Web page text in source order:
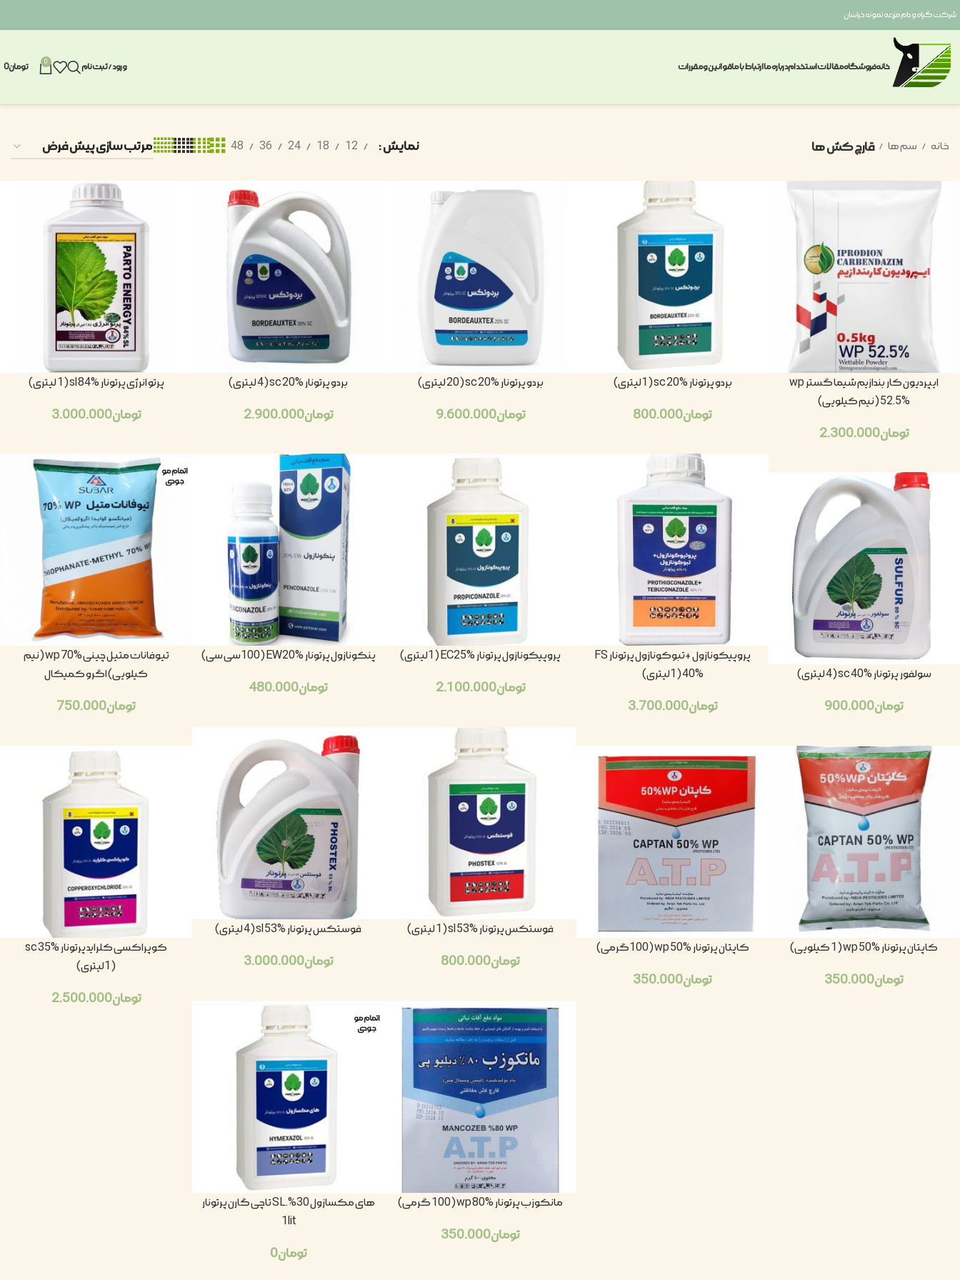
شرکت گیاه و دام مزرعه نمونه خراسان
خانهفروشگاهمقالاتاستخدامدرباره ماارتباط با ماقوانین ومقررات ورود / ثبت نام 0 تومان0
خانه سم ها قارچ کش ها نمایش 12
18
24
36
48
ایپردیون کار بندازیم شیما گستر wp
52.5% (نیم کیلویی)
تومان2.300.000
بردو پرتونار sc 20% (1لیتری)
تومان800.000
بردو پرتونار sc 20% (20 لیتری)
تومان9.600.000
بردو پرتونار sc 20% (4 لیتری)
تومان2.900.000
پرتو انرژی پرتونار sl 84% (1 لیتری)
تومان3.000.000
پروپیکونازول +تبوکونازول پرتونار FS
40% (1لیتری)
تومان3.700.000
پروپیکونازول پرتونار EC25% (1لیتری)
تومان2.100.000
پنکونازول پرتونار EW20% (100سی سی)
تومان480.000
اتمام مو
جودی
تیوفانات متیل چینی wp 70% (نیم
کیلویی) اگرو کمیکال
تومان750.000
سولفور پرتونار sc 40% (4 لیتری)
تومان900.000
فوستکس پرتونار sl 53% (1 لیتری)
تومان800.000
فوستکس پرتونار sl 53% (4 لیتری)
تومان3.000.000
کاپتان پرتونار wp 50% (1 کیلویی)
تومان350.000
کاپتان پرتونار wp 50% (100گرمی)
تومان350.000
کوپراکسی کلراید پرتونار sc 35%
(1لیتری)
تومان2.500.000
مانکوزب پرتونار wp 80% (100 گرمی)
تومان350.000
اتمام مو
جودی
های مکسازول 30%.SL تاچی گارن پرتونار
1lit
تومان0